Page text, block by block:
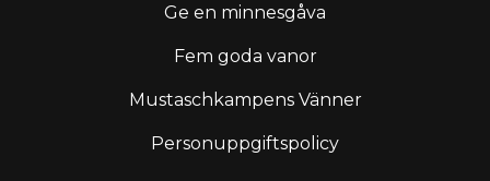
Ge en minnesgåva
Fem goda vanor
Mustaschkampens Vänner
Personuppgiftspolicy